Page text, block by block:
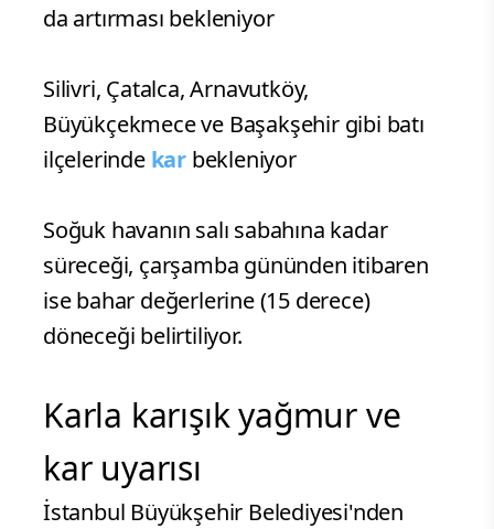
da artırması bekleniyor
Silivri, Çatalca, Arnavutköy,
Büyükçekmece ve Başakşehir gibi batı
ilçelerinde kar bekleniyor
Soğuk havanın salı sabahına kadar
süreceği, çarşamba gününden itibaren
ise bahar değerlerine (15 derece)
döneceği belirtiliyor.
Karla karışık yağmur ve
kar uyarısı
İstanbul Büyükşehir Belediyesi'nden